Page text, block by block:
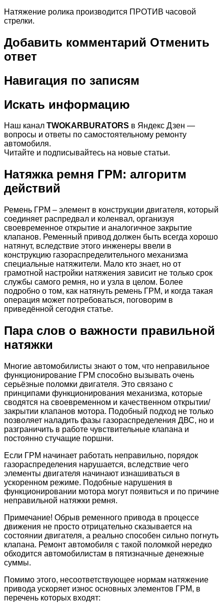
Натяжение ролика производится ПРОТИВ часовой
стрелки.
Добавить комментарий Отменить
ответ
Навигация по записям
Искать информацию
Наш канал TWOKARBURATORS в Яндекс Дзен —
вопросы и ответы по самостоятельному ремонту
автомобиля.
Читайте и подписывайтесь на новые статьи.
Натяжка ремня ГРМ: алгоритм
действий
Ремень ГРМ – элемент в конструкции двигателя, который
соединяет распредвал и коленвал, организуя
своевременное открытие и аналогичное закрытие
клапанов. Ременный привод должен быть всегда хорошо
натянут, вследствие этого инженеры ввели в
конструкцию газораспределительного механизма
специальные натяжители. Мало кто знает, но от
грамотной настройки натяжения зависит не только срок
службы самого ремня, но и узла в целом. Более
подробно о том, как натянуть ремень ГРМ, и когда такая
операция может потребоваться, поговорим в
приведённой сегодня статье.
Пара слов о важности правильной
натяжки
Многие автомобилисты знают о том, что неправильное
функционирование ГРМ способно вызывать очень
серьёзные поломки двигателя. Это связано с
принципами функционирования механизма, которые
сводятся на своевременном и качественном открытии/
закрытии клапанов мотора. Подобный подход не только
позволяет наладить фазы газораспределения ДВС, но и
разграничить в работе чувствительные клапана и
постоянно стучащие поршни.
Если ГРМ начинает работать неправильно, порядок
газораспределения нарушается, вследствие чего
элементы двигателя начинают изнашиваться в
ускоренном режиме. Подобные нарушения в
функционировании мотора могут появиться и по причине
неправильной натяжки ремня.
Примечание! Обрыв ременного привода в процессе
движения не просто отрицательно сказывается на
состоянии двигателя, а реально способен сильно погнуть
клапана. Ремонт автомобиля с такой поломкой нередко
обходится автомобилистам в пятизначные денежные
суммы.
Помимо этого, несоответствующее нормам натяжение
привода ускоряет износ основных элементов ГРМ, в
перечень которых входят: